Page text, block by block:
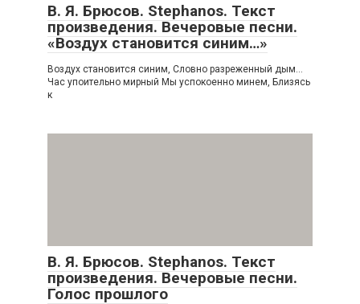
В. Я. Брюсов. Stephanos. Текст
произведения. Вечеровые песни.
«Воздух становится синим…»
Воздух становится синим, Словно разреженный дым…
Час упоительно мирный Мы успокоенно минем, Близясь
к
В. Я. Брюсов. Stephanos. Текст
произведения. Вечеровые песни.
Голос прошлого